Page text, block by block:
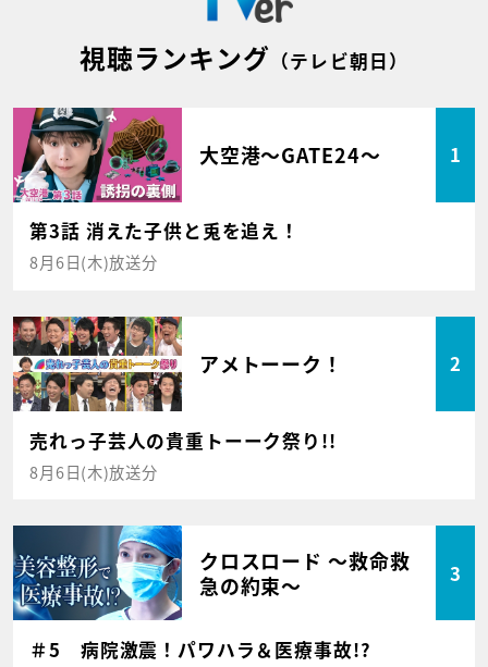
視聴ランキング （テレビ朝日）
大空港～GATE24～ 1
第3話 消えた子供と兎を追え！
8月6日(木)放送分
アメトーーク！ 2
売れっ子芸人の貴重トーーク祭り!!
8月6日(木)放送分
クロスロード ～救命救
急の約束～
3
＃5 病院激震！パワハラ＆医療事故!?